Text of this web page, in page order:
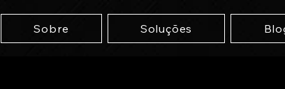
Sobre Soluções